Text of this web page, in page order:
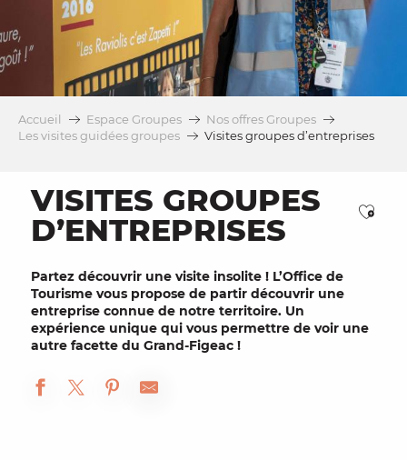
Accueil Espace Groupes
Nos offres Groupes
Les visites guidées groupes
Visites groupes d’entreprises
VISITES GROUPES
D’ENTREPRISES
Partez découvrir une visite insolite ! L’Office de
Tourisme vous propose de partir découvrir une
entreprise connue de notre territoire. Un
expérience unique qui vous permettre de voir une
autre facette du Grand-Figeac !